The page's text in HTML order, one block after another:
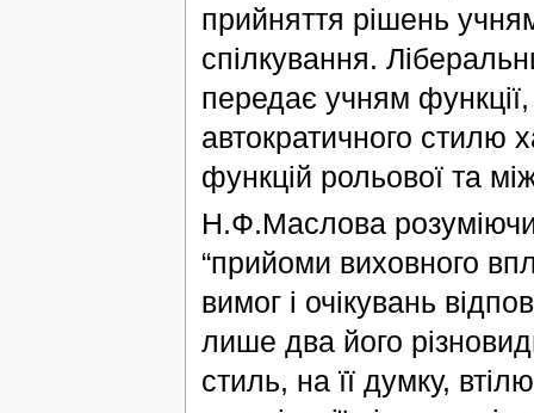
прийняття рішень
спілкування.
передає учням
автократичного стилю
функцій рольової та
Н.Ф.Маслова розуміючи
“прийоми виховного
вимог і очікувань
лише два його
стиль, на її думку,